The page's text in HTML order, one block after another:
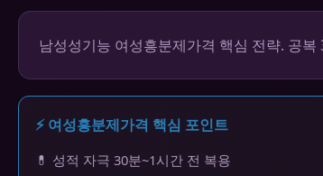
남성성기능 여성흥분제가격 핵심 전략. 공
⚡ 여성흥분제가격 핵심 포인트
💊 성적 자극 30분~1시간 전 복용